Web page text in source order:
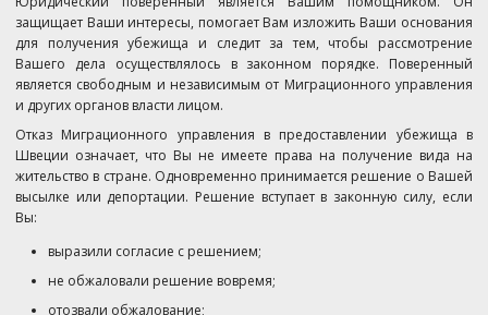
защищает Ваши интересы, помогает Вам изложить Ваши основания
для получения убежища и следит за тем, чтобы рассмотрение
Вашего дела осуществлялось в законном порядке. Поверенный
является свободным и независимым от Миграционного управления
и других органов власти лицом.
Отказ Миграционного управления в предоставлении убежища в
Швеции означает, что Вы не имеете права на получение вида на
жительство в стране. Одновременно принимается решение о Вашей
высылке или депортации. Решение вступает в законную силу, если
Вы:
выразили согласие с решением;
не обжаловали решение вовремя;
отозвали обжалование;